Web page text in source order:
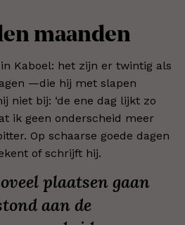
maanden
Kaboel: het zijn er twintig als
—die hij met slapen
niet bij: ‘de ene dag lijkt zo
ik geen onderscheid meer
Op schaarse goede dagen
of schrijft hij.
plaatsen gaan
aan de